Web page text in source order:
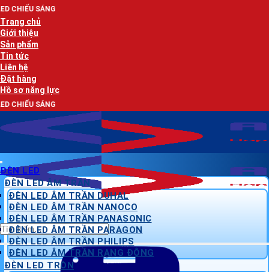
Bỏ
qua
nội
dung
Trang chủ
Giới thiệu
Sản phẩm
Tin tức
Liên hệ
Đặt hàng
Hồ sơ năng lực
Tìm
kiếm:
ĐÈN LED
ĐÈN LED ÂM TRẦN
ĐÈN LED ÂM TRẦN DUHAL
ĐÈN LED ÂM TRẦN NANOCO
ĐÈN LED ÂM TRẦN PANASONIC
ĐÈN LED ÂM TRẦN PARAGON
ĐÈN LED ÂM TRẦN PHILIPS
ĐÈN LED ÂM TRẦN RẠNG ĐÔNG
ĐÈN LED TRÒN